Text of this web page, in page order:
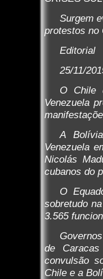
Surgem
protestos no
Editorial
25/11/
O Chile
Venezuela
A
Venezuela
Nicolás
cubanos do
O
sobretudo
3.565
de
convulsão
Chile e a